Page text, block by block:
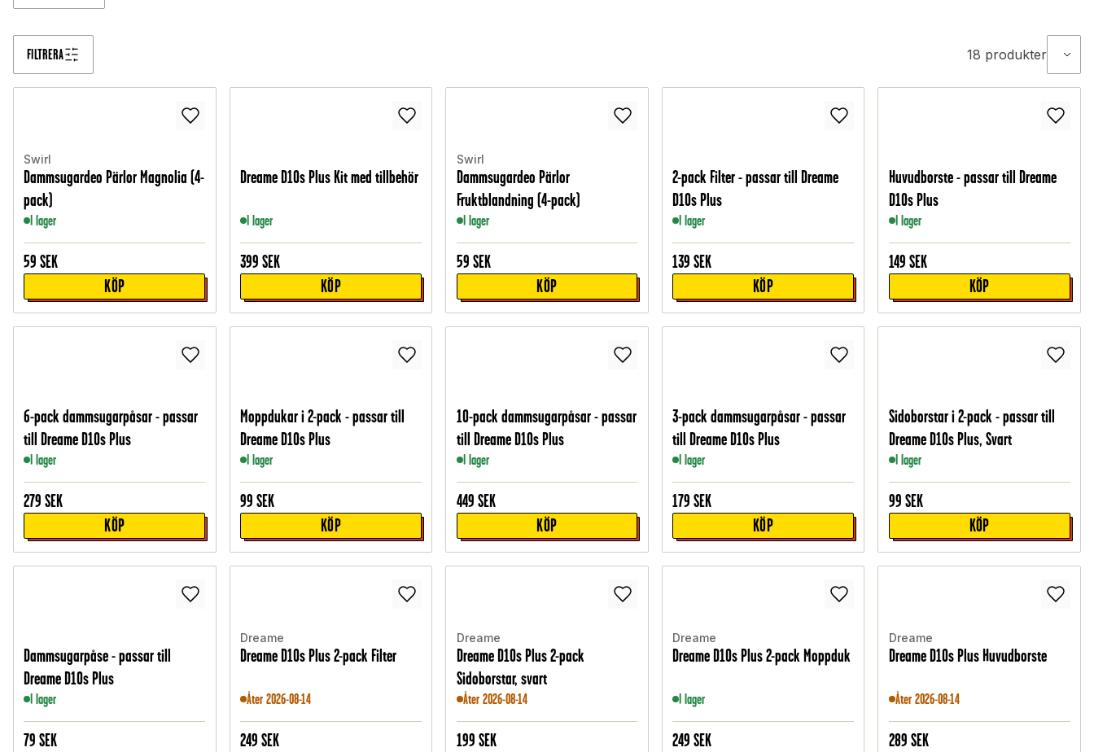
FILTRERA 18 produkter
Swirl
Dammsugardeo Pärlor Magnolia (4-
pack)
I lager
59 SEK
KÖP
Dreame D10s Plus Kit med tillbehör
I lager
399 SEK
KÖP
Swirl
Dammsugardeo Pärlor
Fruktblandning (4-pack)
I lager
59 SEK
KÖP
2-pack Filter - passar till Dreame
D10s Plus
I lager
139 SEK
KÖP
Huvudborste - passar till Dreame
D10s Plus
I lager
149 SEK
KÖP
6-pack dammsugarpåsar - passar
till Dreame D10s Plus
I lager
279 SEK
KÖP
Moppdukar i 2-pack - passar till
Dreame D10s Plus
I lager
99 SEK
KÖP
10-pack dammsugarpåsar - passar
till Dreame D10s Plus
I lager
449 SEK
KÖP
3-pack dammsugarpåsar - passar
till Dreame D10s Plus
I lager
179 SEK
KÖP
Sidoborstar i 2-pack - passar till
Dreame D10s Plus, Svart
I lager
99 SEK
KÖP
Dammsugarpåse - passar till
Dreame D10s Plus
I lager
79 SEK
Dreame
Dreame D10s Plus 2-pack Filter
Åter 2026-08-14
249 SEK
Dreame
Dreame D10s Plus 2-pack
Sidoborstar, svart
Åter 2026-08-14
199 SEK
Dreame
Dreame D10s Plus 2-pack Moppduk
I lager
249 SEK
Dreame
Dreame D10s Plus Huvudborste
Åter 2026-08-14
289 SEK